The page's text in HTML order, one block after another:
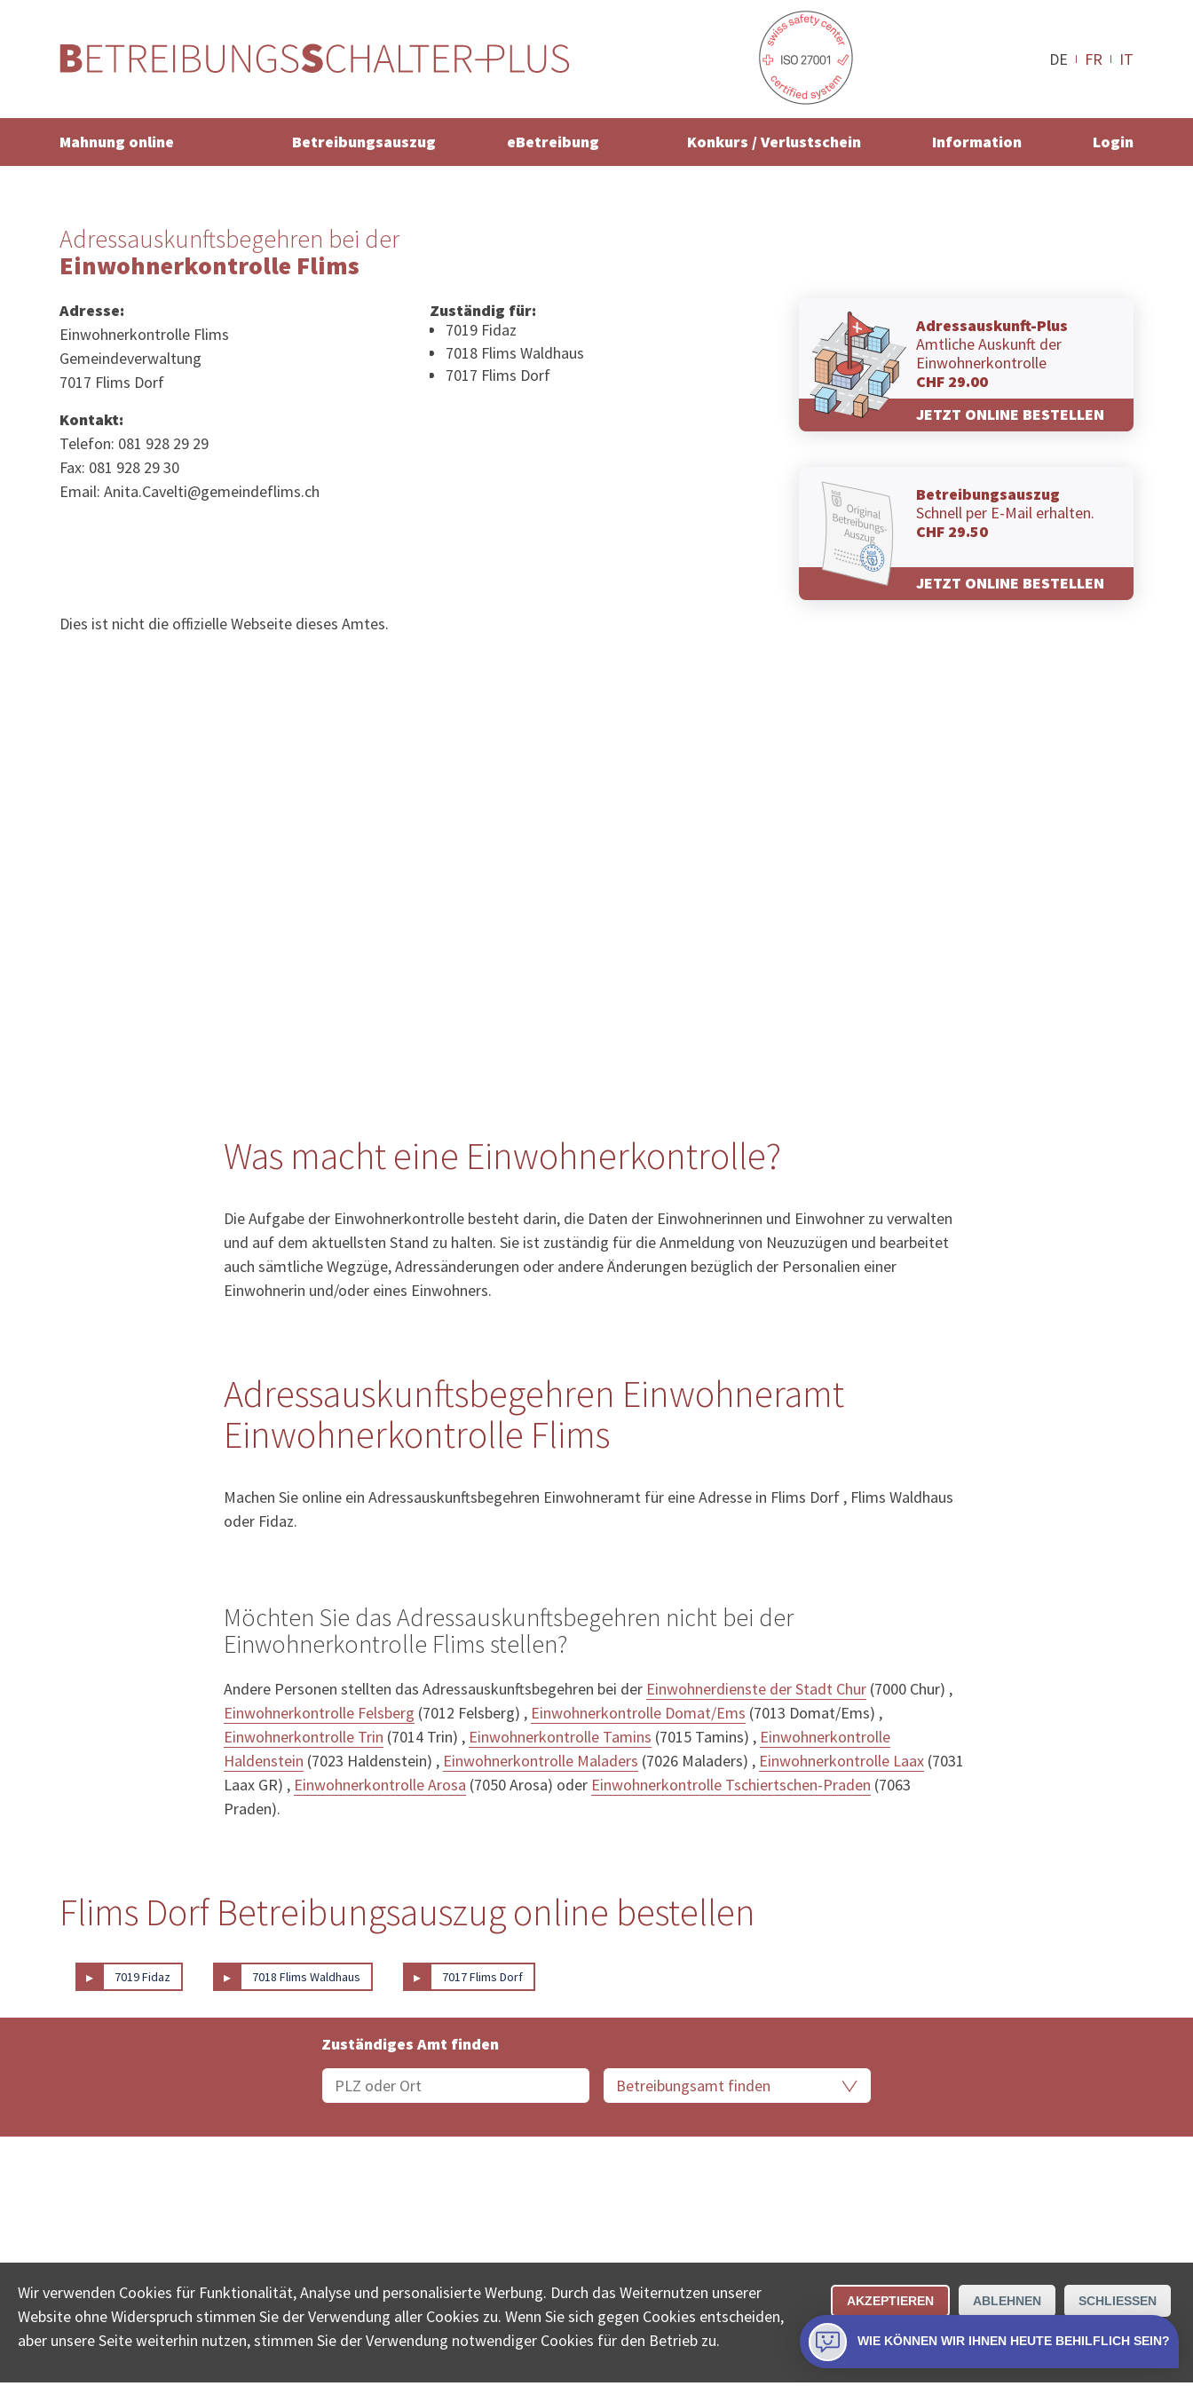
DE FR IT
Mahnung online Betreibungsauszug eBetreibung Konkurs / Verlustschein Information Login
Adressauskunftsbegehren bei der
Einwohnerkontrolle Flims
Adresse:
Einwohnerkontrolle Flims
Gemeindeverwaltung
7017 Flims Dorf
Kontakt:
Telefon: 081 928 29 29
Fax: 081 928 29 30
Email: Anita.Cavelti@gemeindeflims.ch
Zuständig für:
7019 Fidaz
7018 Flims Waldhaus
7017 Flims Dorf
Adressauskunft-Plus
Amtliche Auskunft der
Einwohnerkontrolle
CHF 29.00
JETZT ONLINE BESTELLEN
Betreibungsauszug
Schnell per E-Mail erhalten.
CHF 29.50
JETZT ONLINE BESTELLEN
Dies ist nicht die offizielle Webseite dieses Amtes.
Was macht eine Einwohnerkontrolle?
Die Aufgabe der Einwohnerkontrolle besteht darin, die Daten der Einwohnerinnen und Einwohner zu verwalten
und auf dem aktuellsten Stand zu halten. Sie ist zuständig für die Anmeldung von Neuzuzügen und bearbeitet
auch sämtliche Wegzüge, Adressänderungen oder andere Änderungen bezüglich der Personalien einer
Einwohnerin und/oder eines Einwohners.
Adressauskunftsbegehren Einwohneramt
Einwohnerkontrolle Flims
Machen Sie online ein Adressauskunftsbegehren Einwohneramt für eine Adresse in Flims Dorf , Flims Waldhaus
oder Fidaz.
Möchten Sie das Adressauskunftsbegehren nicht bei der
Einwohnerkontrolle Flims stellen?
Andere Personen stellten das Adressauskunftsbegehren bei der Einwohnerdienste der Stadt Chur (7000 Chur) ,
Einwohnerkontrolle Felsberg (7012 Felsberg) , Einwohnerkontrolle Domat/Ems (7013 Domat/Ems) ,
Einwohnerkontrolle Trin (7014 Trin) , Einwohnerkontrolle Tamins (7015 Tamins) , Einwohnerkontrolle
Haldenstein (7023 Haldenstein) , Einwohnerkontrolle Maladers (7026 Maladers) , Einwohnerkontrolle Laax (7031
Laax GR) , Einwohnerkontrolle Arosa (7050 Arosa) oder Einwohnerkontrolle Tschiertschen-Praden (7063
Praden).
Flims Dorf Betreibungsauszug online bestellen
▸ 7019 Fidaz ▸ 7018 Flims Waldhaus ▸ 7017 Flims Dorf
Zuständiges Amt finden
Wir verwenden Cookies für Funktionalität, Analyse und personalisierte Werbung. Durch das Weiternutzen unserer
Website ohne Widerspruch stimmen Sie der Verwendung aller Cookies zu. Wenn Sie sich gegen Cookies entscheiden,
aber unsere Seite weiterhin nutzen, stimmen Sie der Verwendung notwendiger Cookies für den Betrieb zu.
AKZEPTIEREN ABLEHNEN SCHLIESSEN
WIE KÖNNEN WIR IHNEN HEUTE BEHILFLICH SEIN?
© COLLECTA AG
www.betreibungsschalter-plus.ch ist eine Dienstleistungsplattform der Collecta AG.